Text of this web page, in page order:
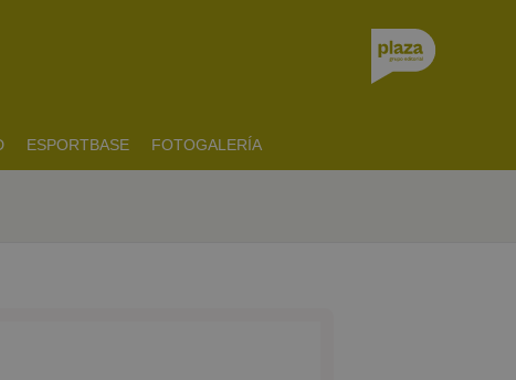
ESPORTBASE FOTOGALERÍA